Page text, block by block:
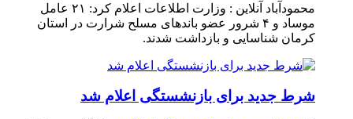
محمودآباد آنلاین : وزارت اطلاعات اعلام کرد: ۲۱ عامل
موساد و ۴ شرور عضو باند‌های مسلح شرارت در استان
کرمان شناسایی و بازداشت شدند.
شرط جدید برای بازنشستگی اعلام شد